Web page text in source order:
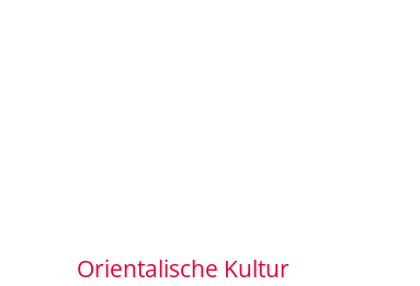
Orientalische Kultur